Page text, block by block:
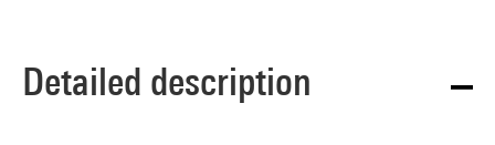
Detailed description